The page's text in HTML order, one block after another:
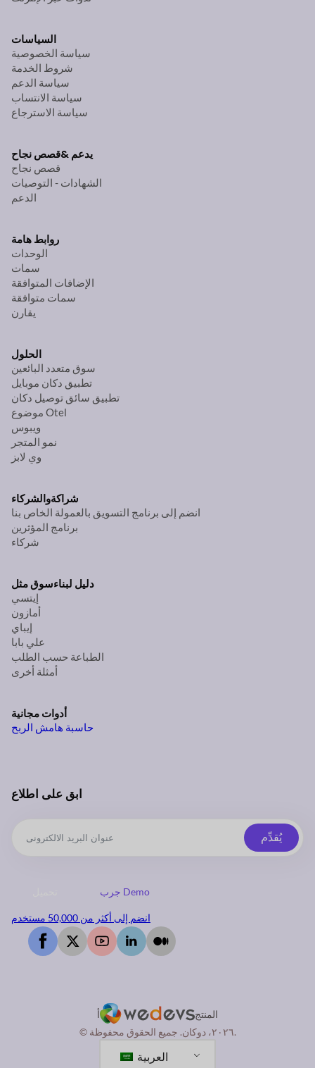
السياسات
سياسة الخصوصية
شروط الخدمة
سياسة الدعم
سياسة الانتساب
سياسة الاسترجاع
يدعم &قصص نجاح
قصص نجاح
الشهادات - التوصيات
الدعم
روابط هامة
الوحدات
سمات
الإضافات المتوافقة
سمات متوافقة
يقارن
الحلول
سوق متعدد البائعين
تطبيق دكان موبايل
تطبيق سائق توصيل دكان
موضوع Otel
ويبوس
نمو المتجر
وي لابز
شراكةوالشركاء
انضم إلى برنامج التسويق بالعمولة الخاص بنا
برنامج المؤثرين
شركاء
دليل لبناءسوق مثل
إيتسي
أمازون
إيباي
علي بابا
الطباعة حسب الطلب
أمثلة أخرى
أدوات مجانية
حاسبة هامش الربح
ابق على اطلاع
يُقدِّم
جرب Demo
انضم إلى أكثر من 50,000 مستخدم
أ
المنتج
© ٢٠٢٦، دوكان. جميع الحقوق محفوظة.
العربية